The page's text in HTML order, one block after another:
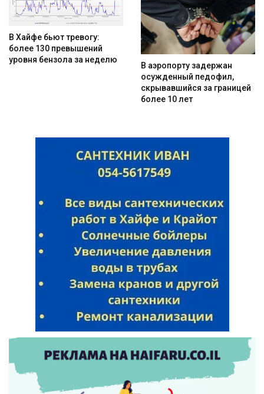
В Хайфе бьют тревогу:
более 130 превышений
уровня бензола за неделю
В аэропорту задержан
осужденный педофил,
скрывавшийся за границей
более 10 лет